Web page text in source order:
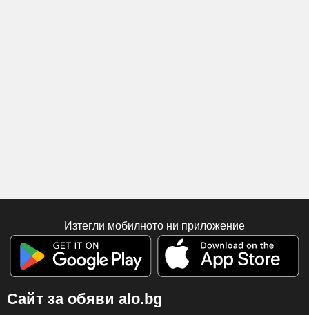
Изтегли мобилното ни приложение
Сайт за обяви alo.bg